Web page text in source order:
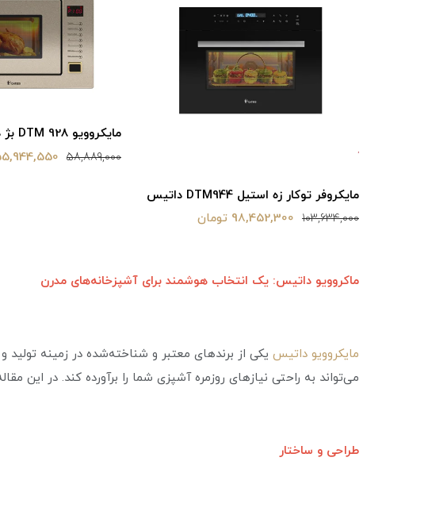
مایکروفر توکار‌ زه استیل DTM944 داتیس
103,634,000 98,452,300 تومان
مایکروویو DTM 928 بژ داتیس
58,889,000
55,944,550
ماکروویو داتیس: یک انتخاب هوشمند برای آشپزخانه‌های مدرن
مایکروویو داتیس یکی از برندهای معتبر و شناخته‌شده در زمینه تولید
می‌تواند به راحتی نیازهای روزمره آشپزی شما را برآورده کند. در این
طراحی و ساختار